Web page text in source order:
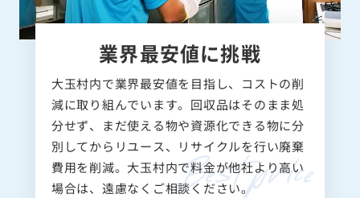
業界最安値に挑戦
大玉村内で業界最安値を目指し、コストの削
減に取り組んでいます。回収品はそのまま処
分せず、まだ使える物や資源化できる物に分
別してからリユース、リサイクルを行い廃棄
費用を削減。大玉村内で料金が他社より高い
場合は、遠慮なくご相談ください。